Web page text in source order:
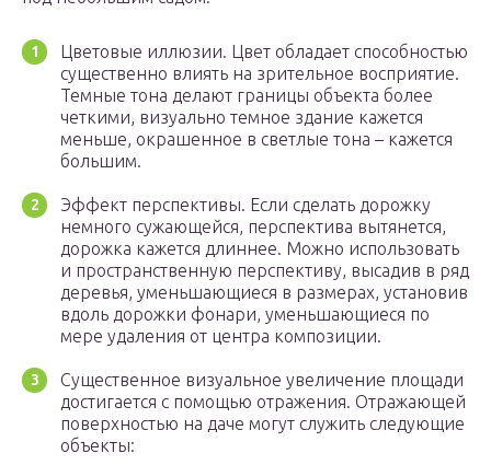
Цветовые иллюзии. Цвет обладает способностью
существенно влиять на зрительное восприятие.
Темные тона делают границы объекта более
четкими, визуально темное здание кажется
меньше, окрашенное в светлые тона – кажется
большим.
Эффект перспективы. Если сделать дорожку
немного сужающейся, перспектива вытянется,
дорожка кажется длиннее. Можно использовать
и пространственную перспективу, высадив в ряд
деревья, уменьшающиеся в размерах, установив
вдоль дорожки фонари, уменьшающиеся по
мере удаления от центра композиции.
Существенное визуальное увеличение площади
достигается с помощью отражения. Отражающей
поверхностью на даче могут служить следующие
объекты: